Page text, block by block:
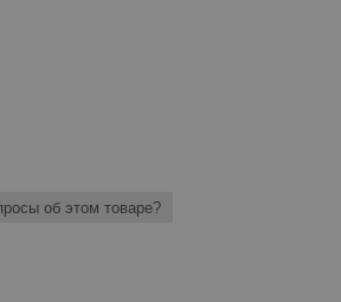
об этом товаре?